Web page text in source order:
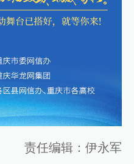
责任编辑：伊永军